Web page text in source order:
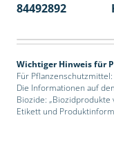
84492892
Wichtiger Hinweis für
Für
Die Informationen auf
Biozide:
Etikett und